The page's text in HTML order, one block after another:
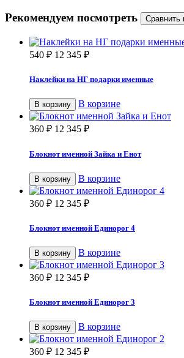
Рекомендуем посмотреть
540 ₽ 12 345 ₽
Наклейки на НГ подарки именные
В корзину В корзине
360 ₽ 12 345 ₽
Блокнот именной Зайка и Енот
В корзину В корзине
360 ₽ 12 345 ₽
Блокнот именной Единорог 4
В корзину В корзине
360 ₽ 12 345 ₽
Блокнот именной Единорог 3
В корзину В корзине
360 ₽ 12 345 ₽